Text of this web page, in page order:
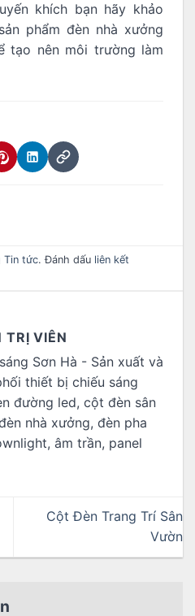
khích bạn hãy khảo
phẩm đèn nhà xưởng
tạo nên môi trường làm
Tin tức. Đánh dấu liên kết
TRỊ VIÊN
Sơn Hà - Sản xuất và
thiết bị chiếu sáng
đường led, cột đèn sân
nhà xưởng, đèn pha
âm trần, panel
Cột Đèn Trang Trí Sân
Vườn